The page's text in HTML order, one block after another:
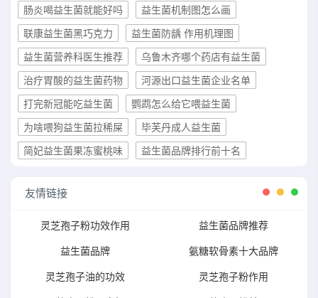
肠炎喝益生菌就能好吗
益生菌机制图怎么画
联康益生菌黑巧克力
益生菌防龋 作用机理图
益生菌营养科医生推荐
乌鲁木齐哪个药店有益生菌
治疗胃酸的益生菌药物
河源出口益生菌企业名单
打完新冠能吃益生菌
鹦鹉怎么给它喂益生菌
为啥喂狗益生菌拉稀屎
毕芙丹成人益生菌
简妃益生菌果冻蜜桃味
益生菌品牌排行前十名
友情链接
灵芝孢子粉功效作用 益生菌品牌推荐
益生菌品牌 氨糖软骨素十大品牌
灵芝孢子油的功效 灵芝孢子粉作用